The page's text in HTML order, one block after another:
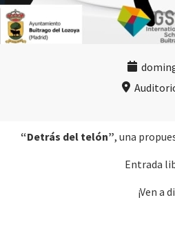
“Detrás del telón”, una
Entrada
¡Ven a